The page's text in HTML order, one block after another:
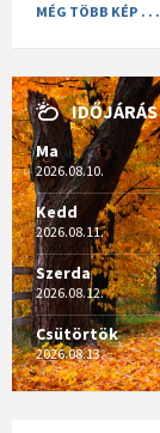
MÉG TÖBB KÉP . . .
IDŐJÁRÁS
Ma
2026.08.10.
Kedd
2026.08.11.
Szerda
2026.08.12.
Csütörtök
2026.08.13.